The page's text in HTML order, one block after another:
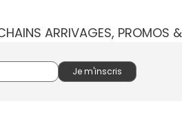
ARRIVAGES, PROMOS